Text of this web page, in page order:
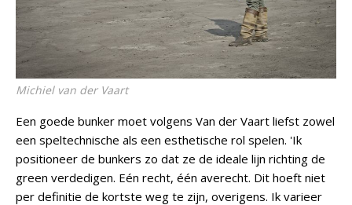
Michiel van der Vaart
Een goede bunker moet volgens Van der Vaart liefst zowel
een speltechnische als een esthetische rol spelen. 'Ik
positioneer de bunkers zo dat ze de ideale lijn richting de
green verdedigen. Eén recht, één averecht. Dit hoeft niet
per definitie de kortste weg te zijn, overigens. Ik varieer